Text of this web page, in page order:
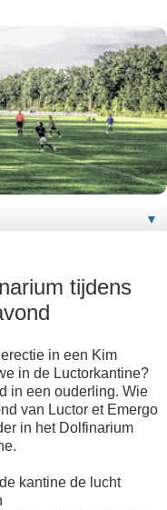
▼
tijdens
in een Kim
in de Luctorkantine?
in een ouderling. Wie
van Luctor et Emergo
in het Dolfinarium
kantine de lucht